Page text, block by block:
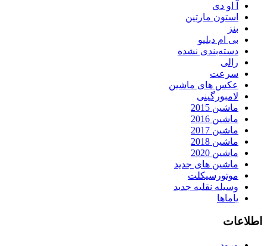
آ او دی
استون مارتین
بنز
بی ام دبلیو
دسته‌بندی نشده
رالی
سرعت
عکس های ماشین
لامبورگینی
ماشین 2015
ماشین 2016
ماشین 2017
ماشین 2018
ماشین 2020
ماشین های جدید
موتورسیکلت
وسیله نقلیه جدید
یاماها
اطلاعات